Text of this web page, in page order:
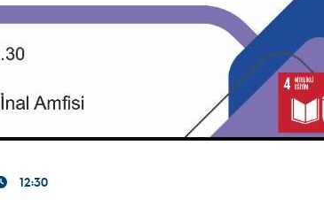
12:30